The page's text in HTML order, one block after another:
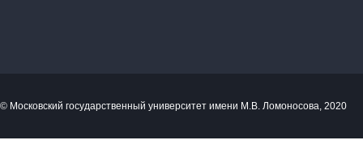
© Московский государственный университет имени М.В. Ломоносова, 2020